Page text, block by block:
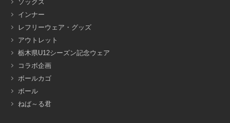
ソックス
インナー
レフリーウェア・グッズ
アウトレット
栃木県U12シーズン記念ウェア
コラボ企画
ボールカゴ
ボール
ねば～る君